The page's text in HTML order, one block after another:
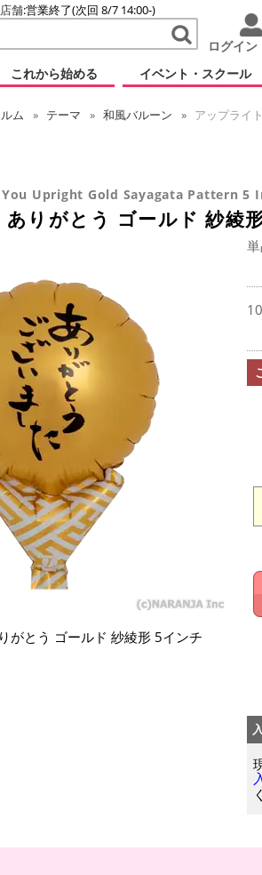
店舗:営業終了(次回 8/7 14:00-)
ログイン
これから始める イベント・スクール
ム テーマ 和風バルーン
アップライ
Upright Gold Sayagata Pattern 5
りがとう ゴールド 紗綾
がとう ゴールド 紗綾形 5インチ